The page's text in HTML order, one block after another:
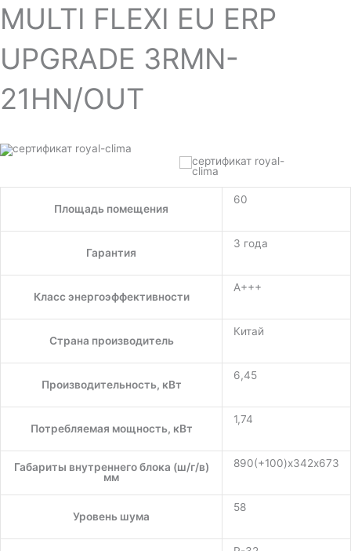
MULTI FLEXI EU ERP
UPGRADE 3RMN-
21HN/OUT
Площадь помещения
60
Гарантия
3 года
Класс энергоэффективности
A+++
Страна производитель
Китай
Производительность, кВт
6,45
Потребляемая мощность, кВт
1,74
Габариты внутреннего блока (ш/г/в)
мм
890(+100)х342х673
Уровень шума
58